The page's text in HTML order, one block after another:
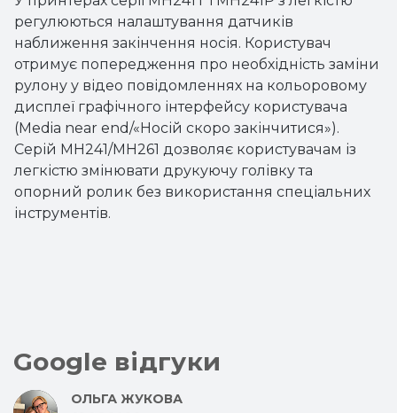
Серій MH241/MH261 дозволяє користувачам із
легкістю змінювати друкуючу голівку та
опорний ролик без використання спеціальних
інструментів.
Google відгуки
VOLODYMYR YAKYMCHUK
27.05.2026